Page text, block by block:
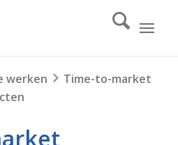
werken
Time-to-market